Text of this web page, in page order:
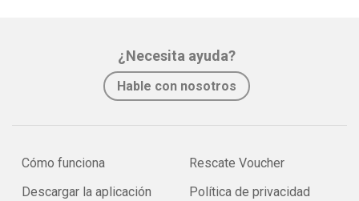
¿Necesita ayuda?
Hable con nosotros
Cómo funciona
Descargar la aplicación
Rescate Voucher
Política de privacidad